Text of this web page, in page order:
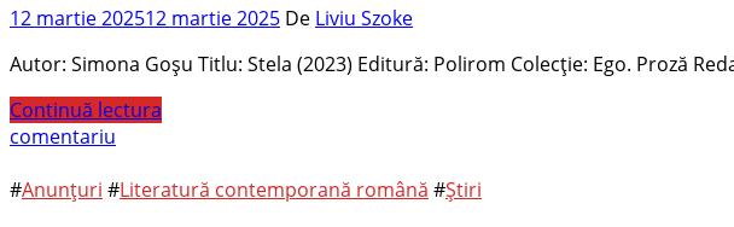
12 martie 202512 martie 2025 De Liviu Szoke
Autor: Simona Goșu Titlu: Stela (2023) Editură: Polirom Colecție: Ego. Proză
Continuă lectura
comentariu
#Anunțuri #Literatură contemporană română #Știri